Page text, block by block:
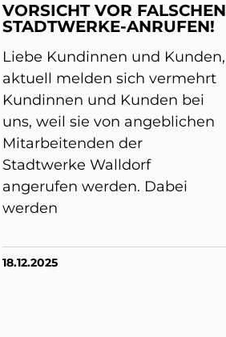
VORSICHT VOR FALSCHEN
STADTWERKE-ANRUFEN!
Liebe Kundinnen und Kunden,
aktuell melden sich vermehrt
Kundinnen und Kunden bei
uns, weil sie von angeblichen
Mitarbeitenden der
Stadtwerke Walldorf
angerufen werden. Dabei
werden
18.12.2025